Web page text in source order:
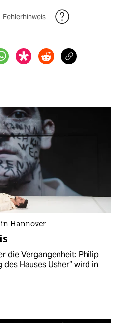
Fehlerhinweis
in Hannover
die Vergangenheit: Philip
des Hauses Usher“ wird in